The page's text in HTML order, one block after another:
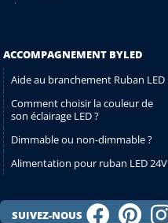
ACCOMPAGNEMENT BYLED
Aide au branchement Ruban LED
Comment choisir la couleur de
son éclairage LED ?
Dimmable ou non-dimmable ?
Alimentation pour ruban LED 24V
SUIVEZ-NOUS